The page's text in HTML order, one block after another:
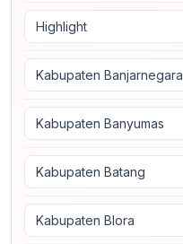
Highlight
Kabupaten Banjarnegara
Kabupaten Banyumas
Kabupaten Batang
Kabupaten Blora